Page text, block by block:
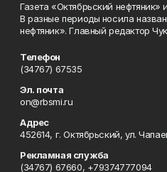
Газета «Октябрьский нефтяник»
В разные периоды носила
нефтяник». Главный редактор
Телефон
(34767) 67535
Эл. почта
on@rbsmi.ru
Адрес
452614, г. Октябрьский, ул.
Рекламная служба
(34767) 67660, +79374777094